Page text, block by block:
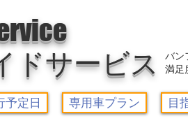
ドサービス
バン
満足
予定日 専用車プラン 目